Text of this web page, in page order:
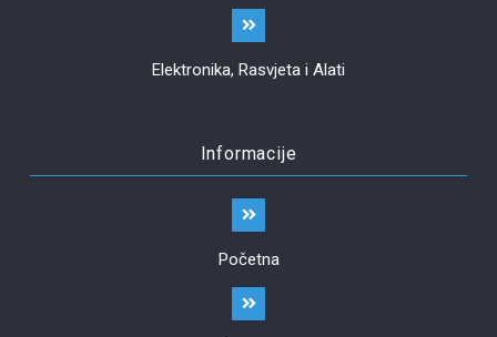
Elektronika, Rasvjeta i Alati
Informacije
Početna